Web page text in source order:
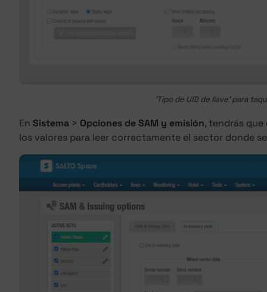
'Tipo de UID de llave' para
En Sistema > Opciones de SAM y emisión, tendrás
los valores para leer correctamente el sector donde